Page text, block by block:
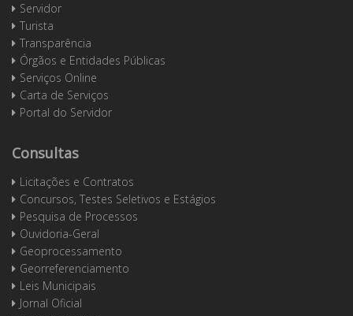
Servidor
Turista
Transparência
Órgãos e Entidades Públicas
Serviços Online
Carta de Serviços
Portal do Servidor
Consultas
Licitações e Contratos
Concursos, Testes Seletivos e Estágios
Pesquisa de Processos
Ouvidoria-Geral
Geoprocessamento
Georreferenciamento
Leis Municipais
Jornal Oficial